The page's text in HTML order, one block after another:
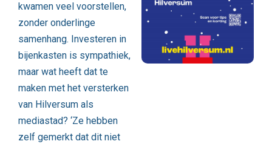
kwamen veel voorstellen,
zonder onderlinge
samenhang. Investeren in
bijenkasten is sympathiek,
maar wat heeft dat te
maken met het versterken
van Hilversum als
mediastad? ‘Ze hebben
zelf gemerkt dat dit niet